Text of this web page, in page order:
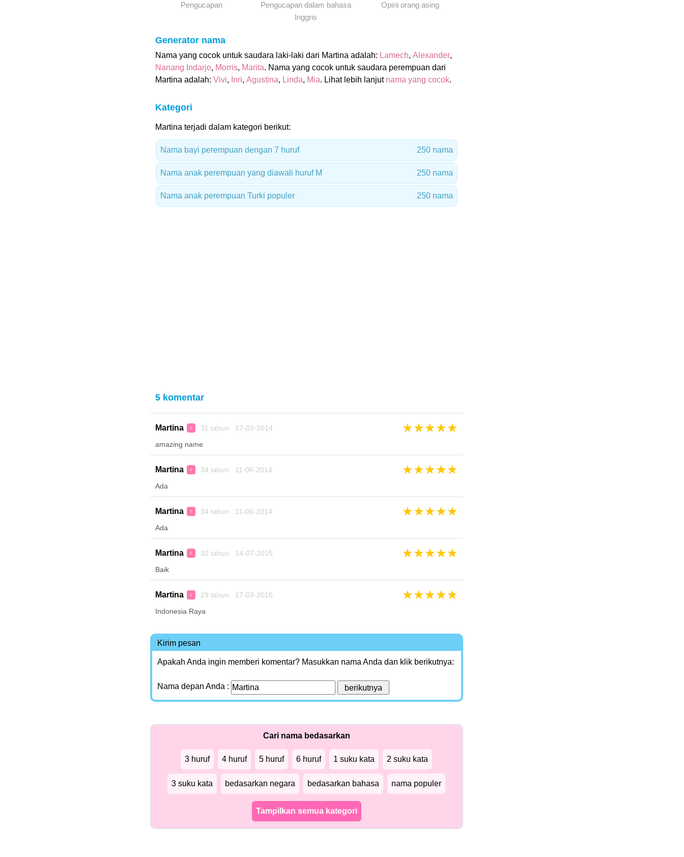
Pengucapan
Pengucapan dalam bahasa
Inggris
Opini orang asing
Generator nama
Nama yang cocok untuk saudara laki-laki dari Martina adalah: Lamech, Alexander,
Nanang Indarjo, Morris, Marita. Nama yang cocok untuk saudara perempuan dari
Martina adalah: Vivi, Inri, Agustina, Linda, Mia. Lihat lebih lanjut nama yang cocok.
Kategori
Martina terjadi dalam kategori berikut:
Nama bayi perempuan dengan 7 huruf 250 nama
Nama anak perempuan yang diawali huruf M 250 nama
Nama anak perempuan Turki populer 250 nama
5 komentar
Martina ♀ 31 tahun 17-03-2014 ★★★★★
amazing name
Martina ♀ 34 tahun 11-06-2014 ★★★★★
Ada
Martina ♀ 34 tahun 11-06-2014 ★★★★★
Ada
Martina ♀ 32 tahun 14-07-2015 ★★★★★
Baik
Martina ♀ 29 tahun 17-03-2016 ★★★★★
Indonesia Raya
Kirim pesan
Apakah Anda ingin memberi komentar? Masukkan nama Anda dan klik berikutnya:
Nama depan Anda :
Cari nama bedasarkan
3 huruf 4 huruf 5 huruf 6 huruf 1 suku kata 2 suku kata
3 suku kata bedasarkan negara bedasarkan bahasa nama populer
Tampilkan semua kategori